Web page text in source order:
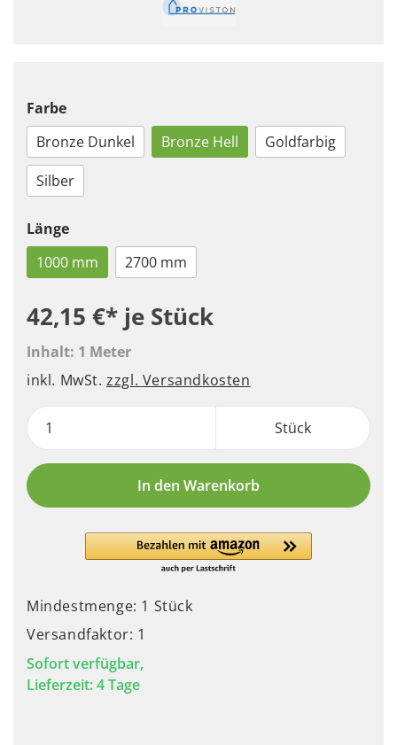
Farbe
Bronze Dunkel
Bronze Hell
Goldfarbig
Silber
Länge
1000 mm
2700 mm
42,15 €* je Stück
Inhalt: 1 Meter
inkl. MwSt.zzgl. Versandkosten
Stück
In den Warenkorb
Mindestmenge: 1 Stück
Versandfaktor: 1
Sofort verfügbar,
Lieferzeit: 4 Tage